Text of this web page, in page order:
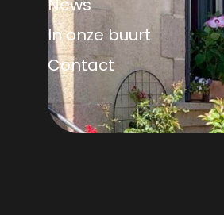
News
In onze buurt
Contact